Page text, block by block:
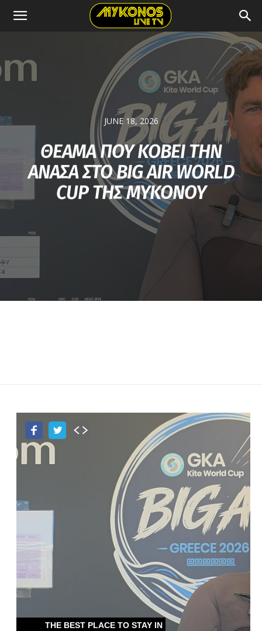
JUNE 18, 2026
ΘΕΑΜΑ ΠΟΥ ΚΟΒΕΙ ΤΗΝ
ΑΝΑΣΑ ΣΤΟ BIG AIR WORLD
CUP ΤΗΣ ΜΥΚΟΝΟΥ